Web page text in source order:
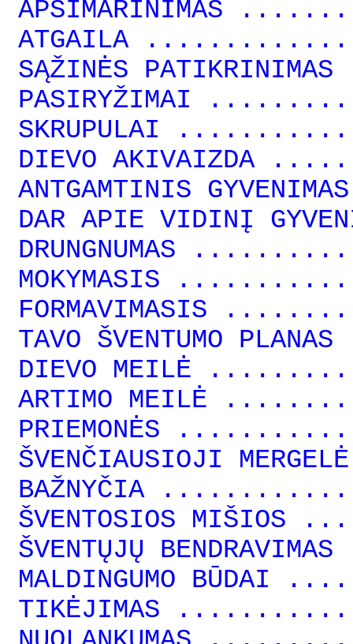
APSIMARINIMAS
ATGAILA
SĄŽINĖS
PASIRYŽIMAI
SKRUPULAI
DIEVO
ANTGAMTINIS
DAR APIE VIDINĮ
DRUNGNUMAS
MOKYMASIS
FORMAVIMASIS
TAVO ŠVENTUMO
DIEVO MEILĖ
ARTIMO MEILĖ
PRIEMONĖS
ŠVENČIAUSIOJI
BAŽNYČIA
ŠVENTOSIOS
ŠVENTŲJŲ
MALDINGUMO
TIKĖJIMAS